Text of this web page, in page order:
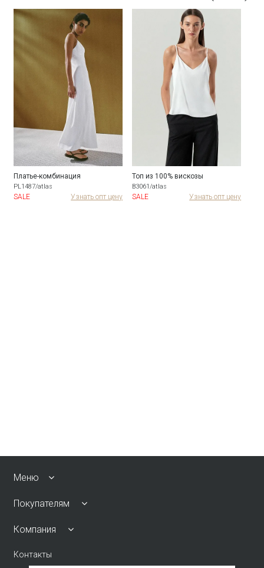
Платье-комбинация
PL1487/atlas
SALE Узнать опт цену
Топ из 100% вискозы
B3061/atlas
SALE Узнать опт цену
Меню
Покупателям
Компания
Контакты